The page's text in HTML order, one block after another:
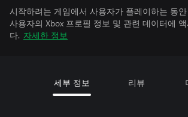
시작하려는 게임에서 사용자가 플레이하는 동
사용자의 Xbox 프로필 정보 및 관련 데이터에
다. 자세한 정보
세부 정보 리뷰